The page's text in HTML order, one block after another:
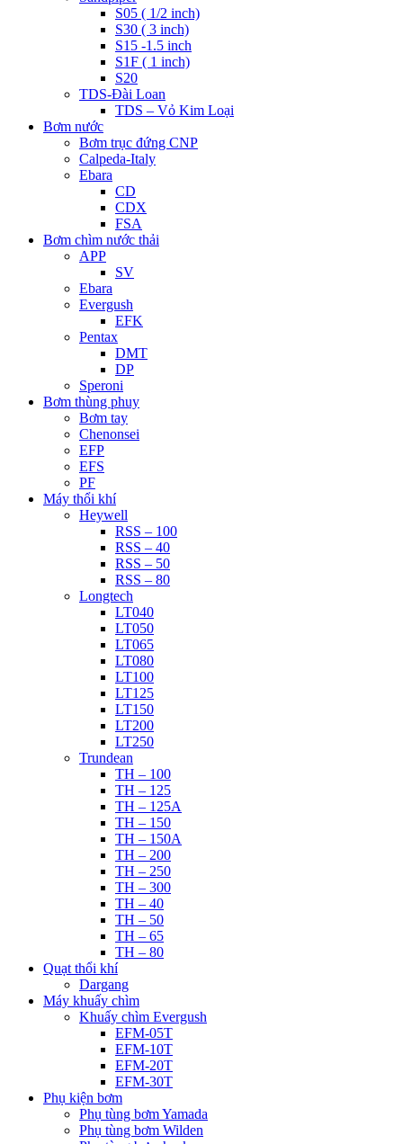
S05 ( 1/2 inch)
S30 ( 3 inch)
S15 -1.5 inch
S1F ( 1 inch)
S20
TDS-Đài Loan
TDS – Vỏ Kim Loại
Bơm nước
Bơm trục đứng CNP
Calpeda-Italy
Ebara
CD
CDX
FSA
Bơm chìm nước thải
APP
SV
Ebara
Evergush
EFK
Pentax
DMT
DP
Speroni
Bơm thùng phuy
Bơm tay
Chenonsei
EFP
EFS
PF
Máy thổi khí
Heywell
RSS – 100
RSS – 40
RSS – 50
RSS – 80
Longtech
LT040
LT050
LT065
LT080
LT100
LT125
LT150
LT200
LT250
Trundean
TH – 100
TH – 125
TH – 125A
TH – 150
TH – 150A
TH – 200
TH – 250
TH – 300
TH – 40
TH – 50
TH – 65
TH – 80
Quạt thổi khí
Dargang
Máy khuấy chìm
Khuấy chìm Evergush
EFM-05T
EFM-10T
EFM-20T
EFM-30T
Phụ kiện bơm
Phụ tùng bơm Yamada
Phụ tùng bơm Wilden